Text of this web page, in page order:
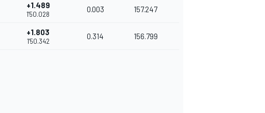
+1.489
1'50.028
0.003 157.247
+1.803
1'50.342
0.314 156.799